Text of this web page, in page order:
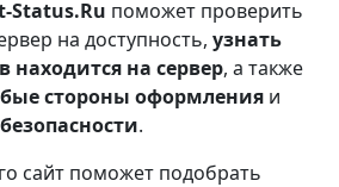
Status.Ru поможет проверить
на доступность, узнать
находится на сервер, а также
стороны оформления и
безопасности.
сайт поможет подобрать